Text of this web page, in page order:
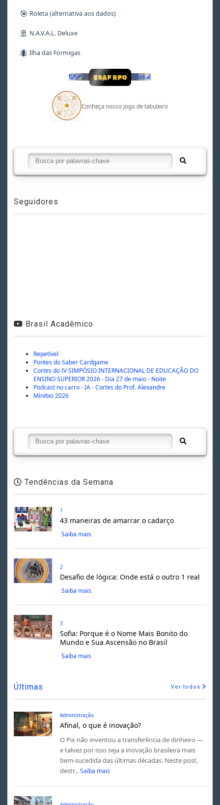
🎯 Roleta (alternativa aos dados)
🚢 N.A.V.A.L. Deluxe
🐜 Ilha das Formigas
🤡 🗡🪄 ESAF RPG 👹📜🦼
Conheça nosso jogo de tabuleiro
Seguidores
Brasil Acadêmico
Repetível
Pontes do Saber Cardgame
Cortes do IV SIMPÓSIO INTERNACIONAL DE EDUCAÇÃO DO
ENSINO SUPERIOR 2026 - Dia 27 de maio - Noite
Podcast no carro - IA - Cortes do Prof. Alexandre
Minibio 2026
Tendências da Semana
1
43 maneiras de amarrar o cadarço
Saiba mais
2
Desafio de lógica: Onde está o outro 1 real
Saiba mais
3
Sofia: Porque é o Nome Mais Bonito do
Mundo e Sua Ascensão no Brasil
Saiba mais
Últimas Ver todos
Administração
Afinal, o que é inovação?
O Pix não inventou a transferência de dinheiro —
e talvez por isso seja a inovação brasileira mais
bem-sucedida das últimas décadas. Neste post,
destr... Saiba mais